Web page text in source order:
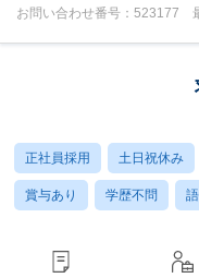
お問い合わせ番号：523177
正社員採用 土日祝休み
賞与あり 学歴不問